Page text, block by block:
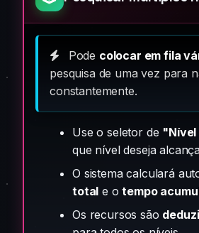
Pode colocar em fila
pesquisa de uma vez para
constantemente.
Use o seletor de
que nível deseja
O sistema calculará
total e otempo
Os recursos são